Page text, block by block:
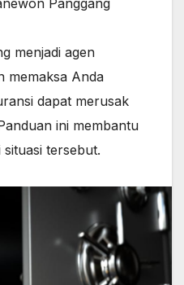
Panggang
menjadi agen
memaksa Anda
dapat merusak
ini membantu
situasi tersebut.